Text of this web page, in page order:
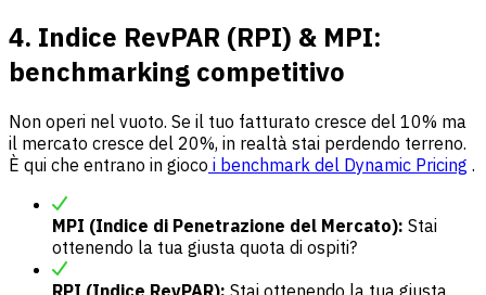
4. Indice RevPAR (RPI) & MPI:
benchmarking competitivo
Non operi nel vuoto. Se il tuo fatturato cresce del 10% ma
il mercato cresce del 20%, in realtà stai perdendo terreno.
È qui che entrano in gioco i benchmark del Dynamic Pricing .
MPI (Indice di Penetrazione del Mercato): Stai
ottenendo la tua giusta quota di ospiti?